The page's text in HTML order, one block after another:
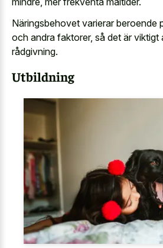
Näringsbehovet varierar beroende
och andra faktorer, så det är viktigt
rådgivning.
Utbildning